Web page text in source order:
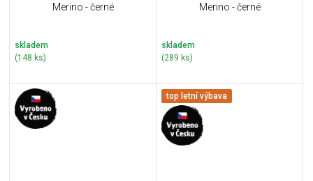
Merino - černé
skladem
(148 ks)
Merino - černé
skladem
(289 ks)
top letní výbava